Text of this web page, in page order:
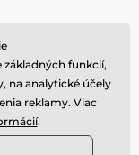
základných funkcií,
na analytické účely
reklamy. Viac
.